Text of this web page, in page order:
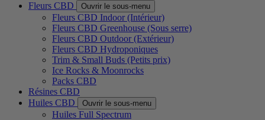
Fleurs CBD Ouvrir le sous-menu
Fleurs CBD Indoor (Intérieur)
Fleurs CBD Greenhouse (Sous serre)
Fleurs CBD Outdoor (Extérieur)
Fleurs CBD Hydroponiques
Trim & Small Buds (Petits prix)
Ice Rocks & Moonrocks
Packs CBD
Résines CBD
Huiles CBD
Ouvrir le sous-menu
Huiles Full Spectrum